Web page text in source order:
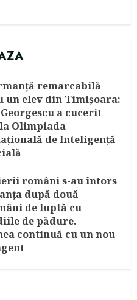
remarcabilă
un elev din Timișoara:
a cucerit
Olimpiada
de Inteligență
români s-au întors
după două
de luptă cu
de pădure.
continuă cu un nou